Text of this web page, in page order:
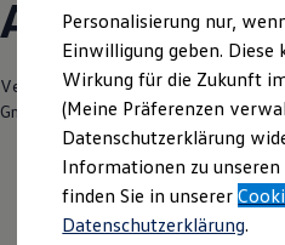
Kompaktwagen
Sportwagen
Schnell verfügbare
Angebote und Produkte
Aktuelle Angebote
E-Auto-Förderung
Volkswagen
Die ENERGY
Junge
Volkswagen
Elektromobilität
Arnold
Verantwortlich für die Inhalte auf
GmbH & Co.KG( Impressum &
Personalisierung nur,
Einwilligung geben.
Wirkung für die Zukunft
(Meine Präferenzen
Datenschutzerklärung
Informationen zu unseren
finden Sie in unserer
Datenschutzerklärung.